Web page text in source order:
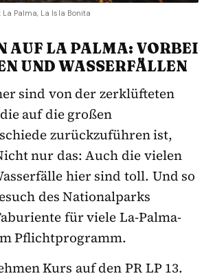
Palma, La Isla Bonita
AUF LA PALMA: VORBEI
UND WASSERFÄLLEN
sind von der zerklüfteten
auf die großen
zurückzuführen ist,
nur das: Auch die vielen
hier sind toll. Und so
des Nationalparks
für viele La-Palma-
Pflichtprogramm.
Kurs auf den PR LP 13.